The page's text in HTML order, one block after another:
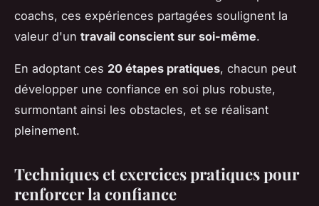
coachs, ces expériences partagées soulignent la
valeur d'un travail conscient sur soi-même.
En adoptant ces 20 étapes pratiques, chacun peut
développer une confiance en soi plus robuste,
surmontant ainsi les obstacles, et se réalisant
pleinement.
Techniques et exercices pratiques pour
renforcer la confiance